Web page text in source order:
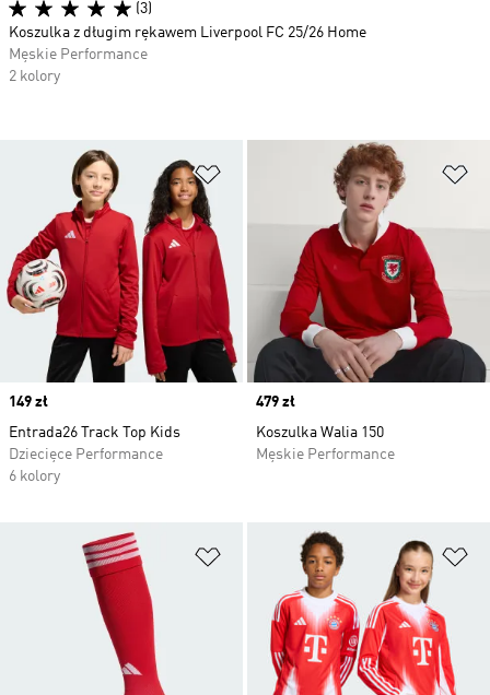
Dodaj do listy życzeń
Price
149 zł
Entrada26 Track Top Kids
Dziecięce Performance
6 kolory
Price
479 zł
Koszulka Walia 150
Męskie Performance
Dodaj do listy życzeń
(3)
Koszulka z długim rękawem Liverpool FC 25/26 Home
Męskie Performance
2 kolory